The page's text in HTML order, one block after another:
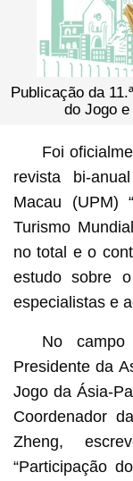
Publicação da
do Jogo e
Foi
revista bi-
Macau (UPM)
Turismo
no total e o
estudo sobre
especialistas e
No
Presidente da
Jogo da Ásia-
Coordenador
Zheng,
“Participação